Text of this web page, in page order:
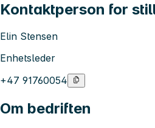
Kontaktperson for
Elin Stensen
Enhetsleder
+47 91760054
Om bedriften